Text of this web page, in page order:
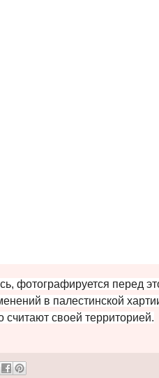
фотографируется перед
в палестинской
своей территорией.